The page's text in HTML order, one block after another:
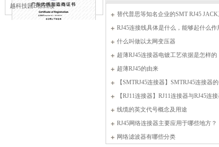
越科技园B栋四楼
替代普思等知名企业的SMT RJ45
品生产
RJ45连接线具体是什么，能够起什么作
什么叫做以太网变压器
超薄RJ45连接器电镀工艺依据是怎样的
超薄RJ45的由来
【SMTRJ45连接器】SMTRJ45连接器
【RJ11连接器】RJ11连接器与RJ45连
别 线缆的英文代号概念及用途
RJ45网络连接器主要应用于哪些地方？
网络滤波器有哪些分类